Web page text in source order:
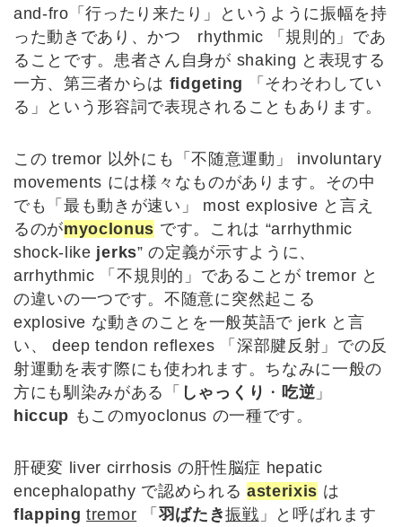
and-fro「行ったり来たり」というように振幅を持
った動きであり、かつ rhythmic 「規則的」であ
ることです。患者さん自身が shaking と表現する
一方、第三者からは fidgeting 「そわそわしてい
る」という形容詞で表現されることもあります。
この tremor 以外にも「不随意運動」 involuntary
movements には様々なものがあります。その中
でも「最も動きが速い」 most explosive と言え
るのがmyoclonus です。これは “arrhythmic
shock-like jerks” の定義が示すように、
arrhythmic 「不規則的」であることが tremor と
の違いの一つです。不随意に突然起こる
explosive な動きのことを一般英語で jerk と言
い、 deep tendon reflexes 「深部腱反射」での反
射運動を表す際にも使われます。ちなみに一般の
方にも馴染みがある「 しゃっくり ・ 吃逆 」
hiccup もこのmyoclonus の一種です。
肝硬変 liver cirrhosis の肝性脳症 hepatic
encephalopathy で認められる asterixis は
flappingtremor 「 羽ばたき振戦 」と呼ばれます